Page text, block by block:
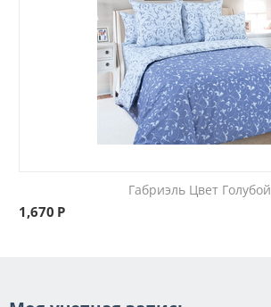
Габриэль Цвет Голубой
1,670 Р